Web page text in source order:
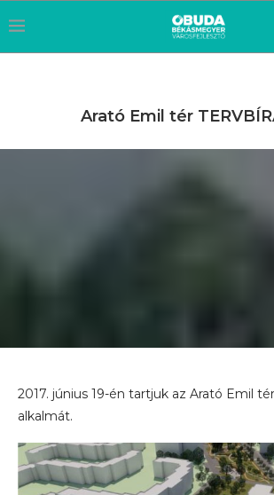
Arató Emil tér
2017. június 19-én tartjuk az Arató Emil
alkalmát.